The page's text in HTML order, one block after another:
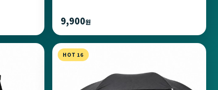
9,900원
HOT 16